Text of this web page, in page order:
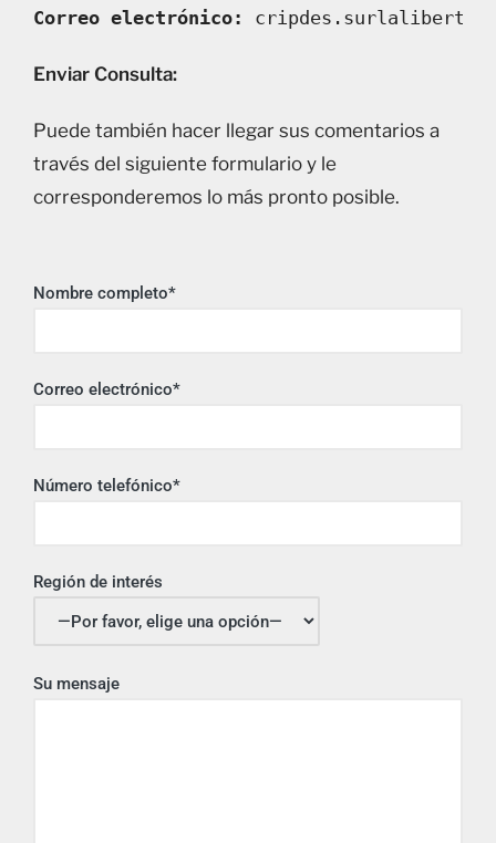
Correo electrónico:
Enviar Consulta:
Puede también hacer llegar sus comentarios a
través del siguiente formulario y le
corresponderemos lo más pronto posible.
Nombre completo*
Correo electrónico*
Número telefónico*
Región de interés
Su mensaje